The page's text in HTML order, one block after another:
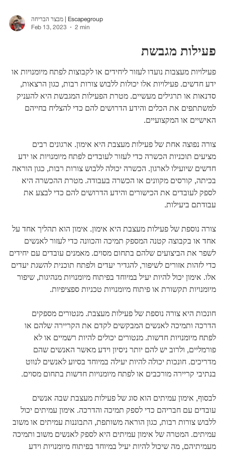
מבצר הבריחה | Escapegroup
Feb 13, 2023
2 min
פעילות מגבשת
פעילויות מעצבות נועדו לעזור ליחידים או לקבוצות לפתח מיומנויות או
ידע חדשים. פעילויות אלו יכולות ללבוש צורות רבות, כגון הרצאות,
סדנאות או תרגילים מעשיים. מטרת הפעילות המגבשת היא להעניק
למשתתפים את הכלים והידע הדרושים להם כדי להצליח בחייהם
האישיים או המקצועיים.
צורה נפוצה אחת של פעילות מעצבת היא אימון. ארגונים רבים
מציעים תוכניות הכשרה כדי לעזור לעובדים לפתח מיומנויות או ידע
חדשים שיועילו לארגון. הכשרה יכולה ללבוש צורות רבות, כגון הוראה
בכיתה, קורסים מקוונים או הכשרה בעבודה. מטרת ההכשרה היא
לספק לעובדים את הכישורים והידע הדרושים להם כדי לבצע את
עבודתם ביעילות.
צורה נוספת של פעילות מעצבת היא אימון. אימון הוא תהליך אחד על
אחד או בקבוצה קטנה המספק תמיכה והכוונה כדי לעזור לאנשים
לשפר את הביצועים שלהם בתחום מסוים. מאמנים עובדים עם יחידים
כדי לזהות אזורים לשיפור, להגדיר יעדים ולפתח תוכנית להשגת יעדים
אלו. אימון יכול להיות יעיל במיוחד בפיתוח מיומנויות מנהיגות, שיפור
מיומנויות תקשורת או פיתוח מיומנויות טכניות ספציפיות.
חונכות היא צורה נוספת של פעילות מעצבת. מנטורים מספקים
הדרכה ותמיכה לאנשים המבקשים לקדם את הקריירה שלהם או
לפתח מיומנויות חדשות. מנטורים יכולים להיות רשמיים או לא
פורמליים, ולרוב יש להם יותר ניסיון וידע מאשר האנשים שהם
מדריכים. חונכות יכולה להיות יעילה במיוחד בסיוע לאנשים לנווט
בנתיבי קריירה מורכבים או לפתח מיומנויות חדשות בתחום מסוים.
לבסוף, אימון עמיתים הוא סוג של פעילות מעצבת שבה אנשים
עובדים עם חבריהם כדי לספק תמיכה והדרכה. אימון עמיתים יכול
ללבוש צורות רבות, כגון הוראה משותפת, התבוננות עמיתים או משוב
עמיתים. המטרה של אימון עמיתים היא לספק לאנשים משוב ותמיכה
מעמיתיהם, מה שיכול להיות יעיל במיוחד בפיתוח מיומנויות וידע